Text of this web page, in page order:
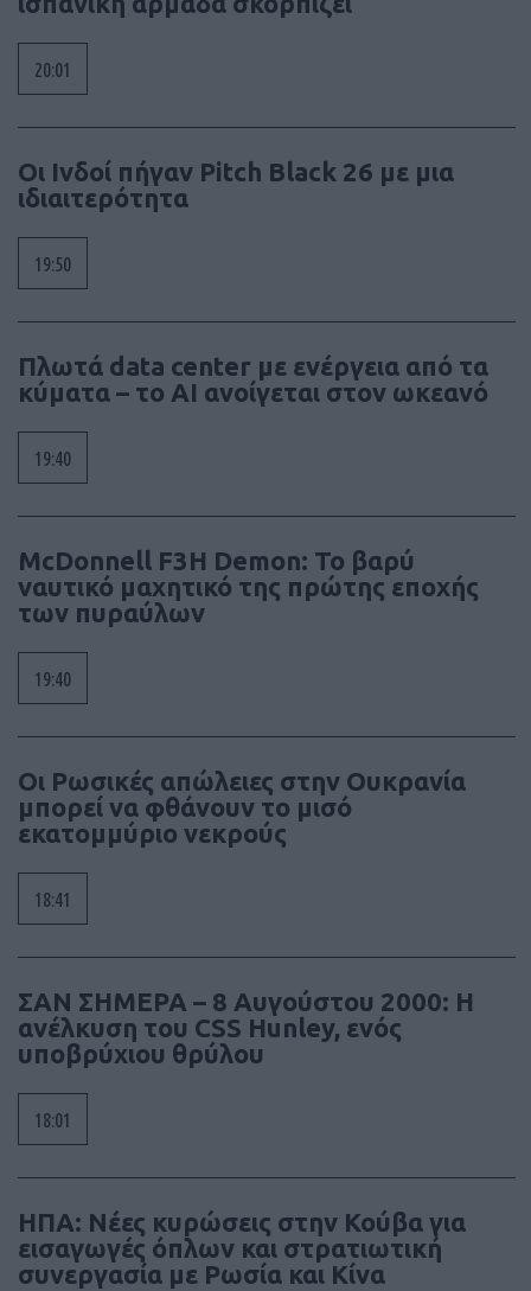
20:01
Οι Ινδοί πήγαν Pitch Black 26 με μια
ιδιαιτερότητα
19:50
Πλωτά data center με ενέργεια από τα
κύματα – το AI ανοίγεται στον ωκεανό
19:40
McDonnell F3H Demon: Το βαρύ
ναυτικό μαχητικό της πρώτης εποχής
των πυραύλων
19:40
Οι Ρωσικές απώλειες στην Ουκρανία
μπορεί να φθάνουν το μισό
εκατομμύριο νεκρούς
18:41
ΣΑΝ ΣΗΜΕΡΑ – 8 Αυγούστου 2000: Η
ανέλκυση του CSS Hunley, ενός
υποβρύχιου θρύλου
18:01
ΗΠΑ: Νέες κυρώσεις στην Κούβα για
εισαγωγές όπλων και στρατιωτική
συνεργασία με Ρωσία και Κίνα